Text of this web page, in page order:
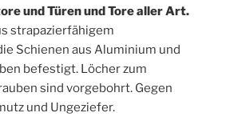
und Türen und Tore aller Art.
strapazierfähigem
Schienen aus Aluminium und
befestigt. Löcher zum
sind vorgebohrt. Gegen
und Ungeziefer.